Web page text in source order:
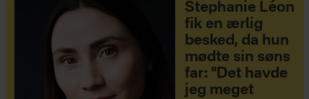
Stephanie Léon
fik en ærlig
besked, da hun
mødte sin søns
far: "Det havde
jeg meget